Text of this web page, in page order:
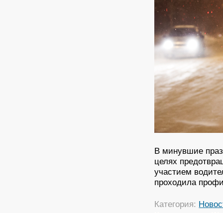
В минувшие
целях
участием
проходила
Категория: